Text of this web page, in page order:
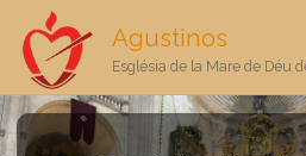
Agustinos
Església de la Mare de Déu